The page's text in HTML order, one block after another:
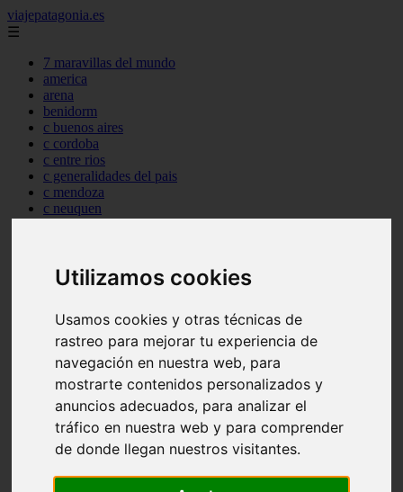
Utilizamos cookies
Usamos cookies y otras técnicas de
rastreo para mejorar tu experiencia de
navegación en nuestra web, para
mostrarte contenidos personalizados y
anuncios adecuados, para analizar el
tráfico en nuestra web y para comprender
de donde llegan nuestros visitantes.
viajepatagonia.es
☰
7 maravillas del mundo
america
arena
benidorm
c buenos aires
c cordoba
c entre rios
c generalidades del pais
c mendoza
c neuquen
c tierra de fuego
c tucuman
carmen
category
gijon
lanzarote
live
monumentos
naturaleza
san